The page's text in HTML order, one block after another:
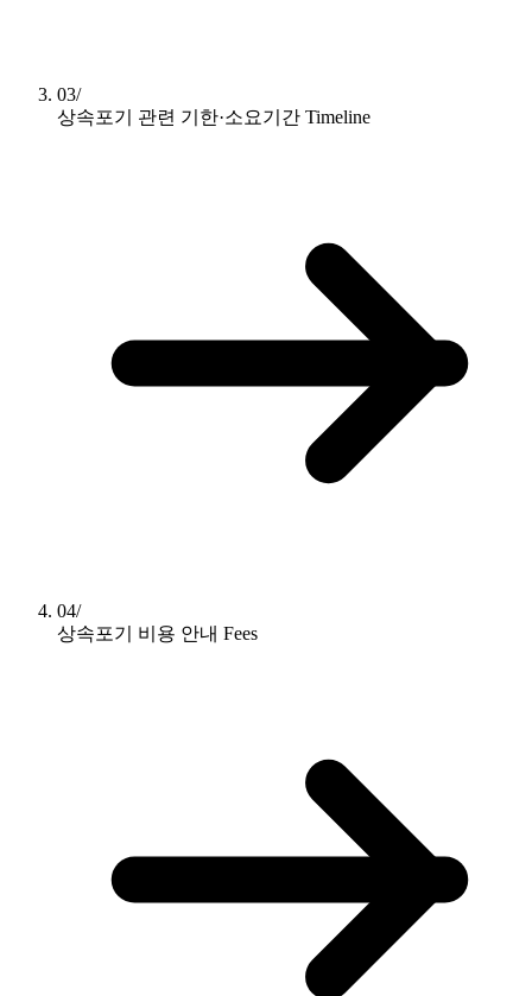
03/
상속포기 관련 기한·소요기간 Timeline
04/
상속포기 비용 안내 Fees